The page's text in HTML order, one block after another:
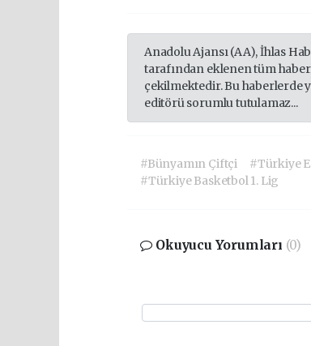
Anadolu Ajansı (AA), İhlas
tarafından eklenen tüm
çekilmektedir. Bu haberlerde
editörü sorumlu tutulamaz...
#Bünyamın Çiftçi #Türkiye
#Türkiye Basketbol 1. Lig
Okuyucu Yorumları (0)